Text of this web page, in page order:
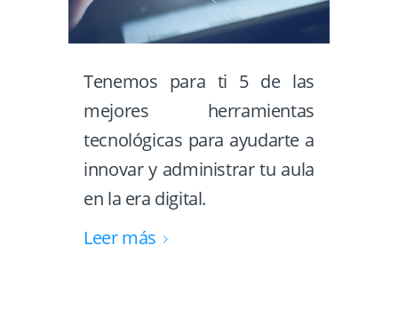
Tenemos para ti 5 de las
mejores herramientas
tecnológicas para ayudarte a
innovar y administrar tu aula
en la era digital.
Leer más